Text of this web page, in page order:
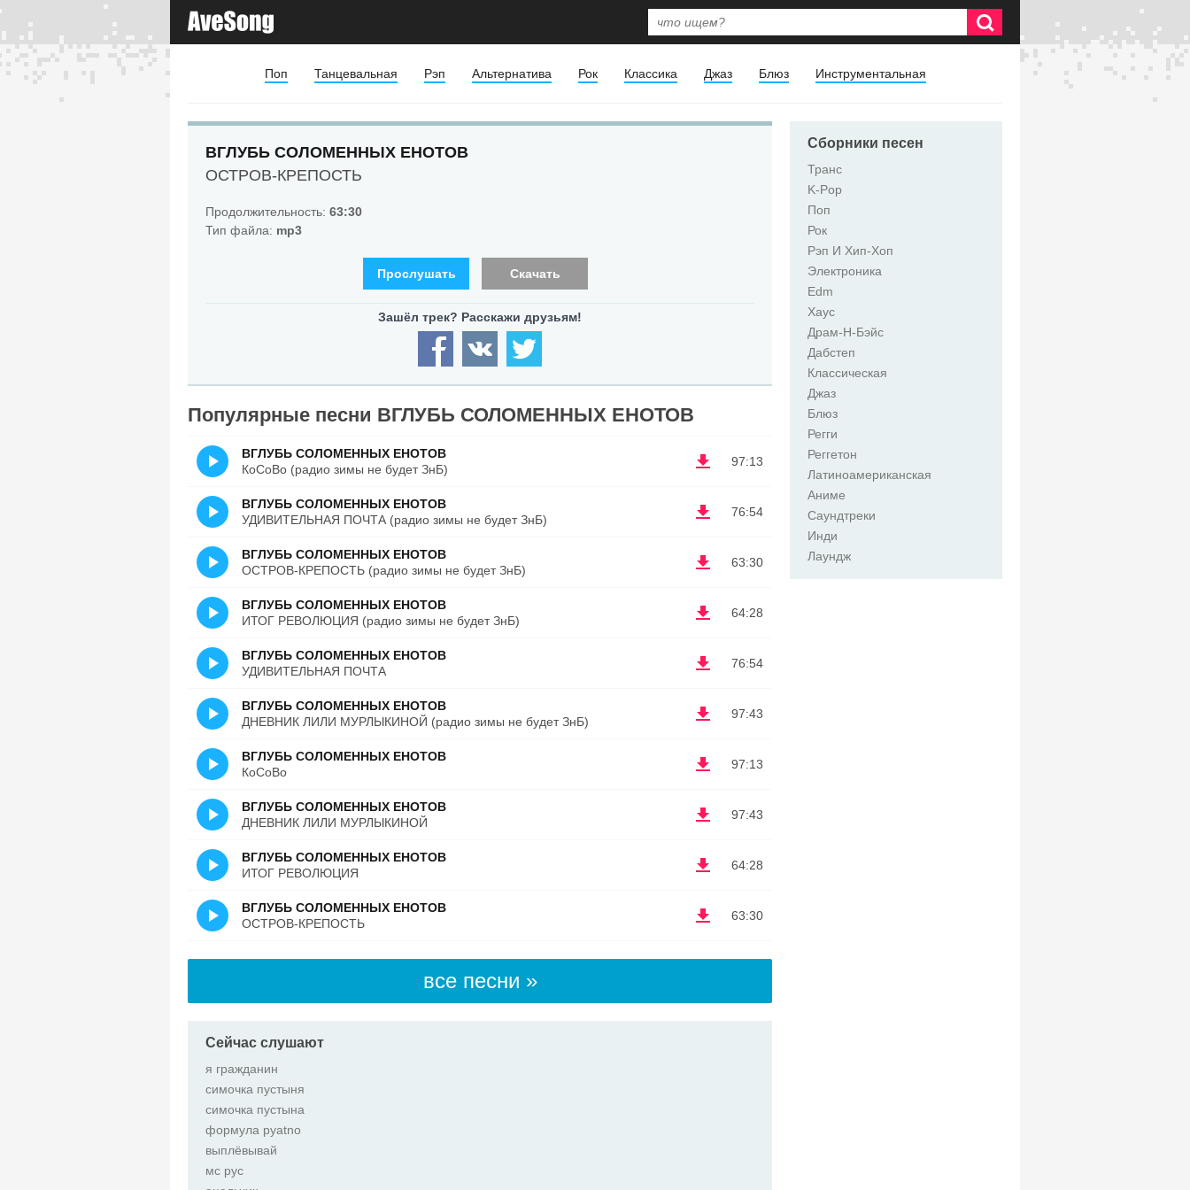
Поп Танцевальная Рэп Альтернатива Рок Классика Джаз Блюз Инструментальная
ВГЛУБЬ СОЛОМЕННЫХ ЕНОТОВ
ОСТРОВ-КРЕПОСТЬ
Продолжительность: 63:30
Тип файла: mp3
Прослушать Скачать
Популярные песни ВГЛУБЬ СОЛОМЕННЫХ ЕНОТОВ
97:13
ВГЛУБЬ СОЛОМЕННЫХ ЕНОТОВ
КоСоВо (радио зимы не будет ЗнБ)
76:54
ВГЛУБЬ СОЛОМЕННЫХ ЕНОТОВ
УДИВИТЕЛЬНАЯ ПОЧТА (радио зимы не будет ЗнБ)
63:30
ВГЛУБЬ СОЛОМЕННЫХ ЕНОТОВ
ОСТРОВ-КРЕПОСТЬ (радио зимы не будет ЗнБ)
64:28
ВГЛУБЬ СОЛОМЕННЫХ ЕНОТОВ
ИТОГ РЕВОЛЮЦИЯ (радио зимы не будет ЗнБ)
76:54
ВГЛУБЬ СОЛОМЕННЫХ ЕНОТОВ
УДИВИТЕЛЬНАЯ ПОЧТА
97:43
ВГЛУБЬ СОЛОМЕННЫХ ЕНОТОВ
ДНЕВНИК ЛИЛИ МУРЛЫКИНОЙ (радио зимы не будет ЗнБ)
97:13
ВГЛУБЬ СОЛОМЕННЫХ ЕНОТОВ
КоСоВо
97:43
ВГЛУБЬ СОЛОМЕННЫХ ЕНОТОВ
ДНЕВНИК ЛИЛИ МУРЛЫКИНОЙ
64:28
ВГЛУБЬ СОЛОМЕННЫХ ЕНОТОВ
ИТОГ РЕВОЛЮЦИЯ
63:30
ВГЛУБЬ СОЛОМЕННЫХ ЕНОТОВ
ОСТРОВ-КРЕПОСТЬ
все песни »
Сейчас слушают
я гражданин
симочка пустыня
симочка пустына
формула pyatno
выплёвывай
мс рус
Сборники песен
Транс
K-Pop
Поп
Рок
Рэп И Хип-Хоп
Электроника
Edm
Хаус
Драм-Н-Бэйс
Дабстеп
Классическая
Джаз
Блюз
Регги
Реггетон
Латиноамериканская
Аниме
Саундтреки
Инди
Лаундж